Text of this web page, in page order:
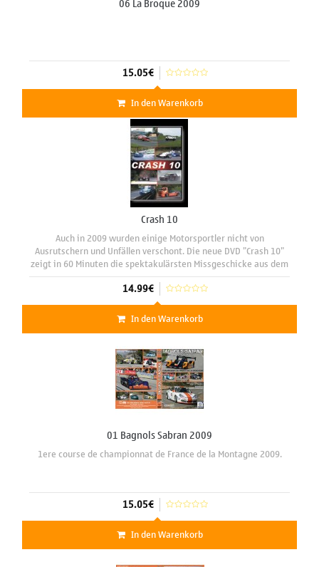
06 La Broque 2009
15.05€
In den Warenkorb
Crash 10
Auch in 2009 wurden einige Motorsportler nicht von
Ausrutschern und Unfällen verschont. Die neue DVD "Crash 10"
zeigt in 60 Minuten die spektakulärsten Missgeschicke aus dem
europäischen Bergsport sowie aus der Italienischen
Rallyeszene.DVD
14.99€
In den Warenkorb
01 Bagnols Sabran 2009
1ere course de championnat de France de la Montagne 2009.
15.05€
In den Warenkorb